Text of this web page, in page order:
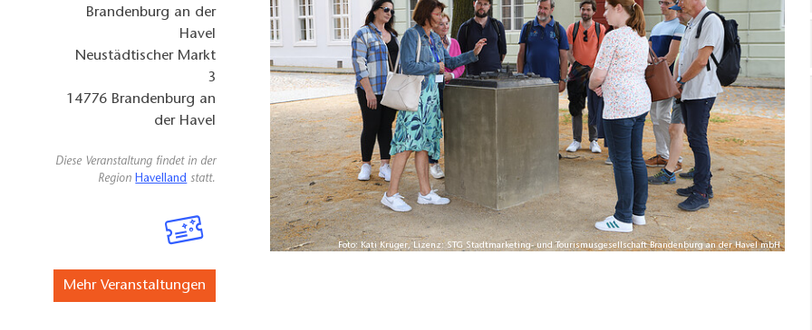
Brandenburg an der
Havel
Neustädtischer Markt
3
14776 Brandenburg an
der Havel
Diese Veranstaltung findet in der
Region Havelland statt.
Mehr Veranstaltungen
Foto: Kati Krüger, Lizenz: STG Stadtmarketing- und Tourismusgesellschaft Brandenburg an der Havel mbH